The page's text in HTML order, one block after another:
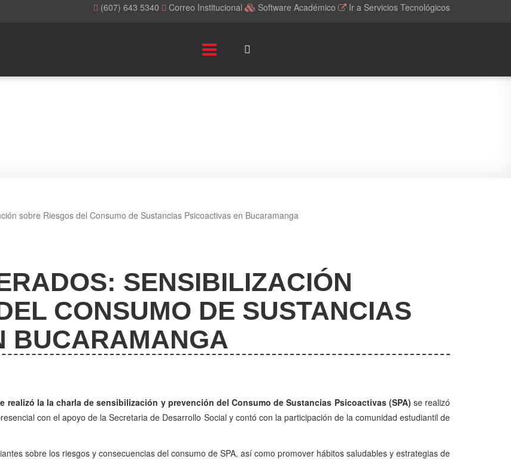
(607) 643 5340 Correo Institucional Software Académico Ir a Servicios Tecnológicos
sobre Riesgos del Consumo de Sustancias Psicoactivas en Bucaramanga
SENSIBILIZACIÓN
CONSUMO DE SUSTANCIAS
BUCARAMANGA
realizó la la charla de sensibilización y prevención del Consumo de Sustancias Psicoactivas (SPA) se realizó
con el apoyo de la Secretaria de Desarrollo Social y contó con la participación de la comunidad estudiantil de
sobre los riesgos y consecuencias del consumo de SPA, así como promover hábitos saludables y estrategias de